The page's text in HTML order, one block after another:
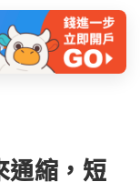
通縮，短